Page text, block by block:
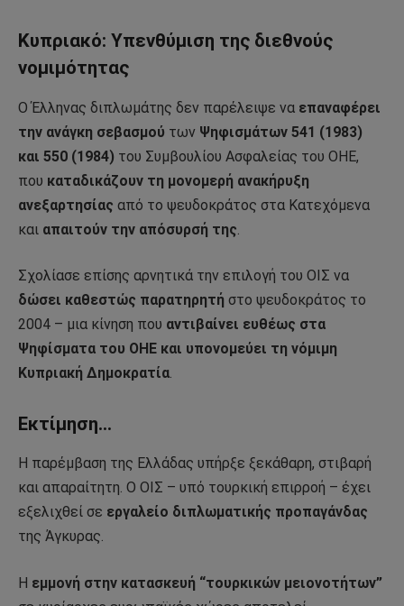
Κυπριακό: Υπενθύμιση της διεθνούς
νομιμότητας
Ο Έλληνας διπλωμάτης δεν παρέλειψε να επαναφέρει
την ανάγκη σεβασμού των Ψηφισμάτων 541 (1983)
και 550 (1984) του Συμβουλίου Ασφαλείας του ΟΗΕ,
που καταδικάζουν τη μονομερή ανακήρυξη
ανεξαρτησίας από το ψευδοκράτος στα Κατεχόμενα
και απαιτούν την απόσυρσή της.
Σχολίασε επίσης αρνητικά την επιλογή του ΟΙΣ να
δώσει καθεστώς παρατηρητή στο ψευδοκράτος το
2004 – μια κίνηση που αντιβαίνει ευθέως στα
Ψηφίσματα του ΟΗΕ και υπονομεύει τη νόμιμη
Κυπριακή Δημοκρατία.
Εκτίμηση…
Η παρέμβαση της Ελλάδας υπήρξε ξεκάθαρη, στιβαρή
και απαραίτητη. Ο ΟΙΣ – υπό τουρκική επιρροή – έχει
εξελιχθεί σε εργαλείο διπλωματικής προπαγάνδας
της Άγκυρας.
Η εμμονή στην κατασκευή “τουρκικών μειονοτήτων”